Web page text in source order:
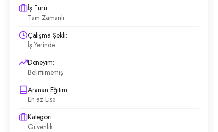
İş Türü:
Tam Zamanlı
Çalışma Şekli:
İş Yerinde
Deneyim:
Belirtilmemiş
Aranan Eğitim:
En az Lise
Kategori:
Güvenlik